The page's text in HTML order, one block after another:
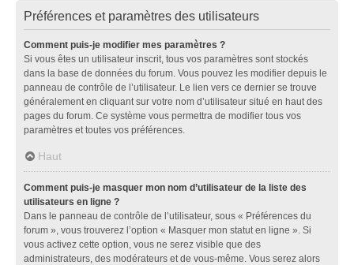
Préférences et paramètres des utilisateurs
Comment puis-je modifier mes paramètres ?
Si vous êtes un utilisateur inscrit, tous vos paramètres sont stockés
dans la base de données du forum. Vous pouvez les modifier depuis le
panneau de contrôle de l’utilisateur. Le lien vers ce dernier se trouve
généralement en cliquant sur votre nom d’utilisateur situé en haut des
pages du forum. Ce système vous permettra de modifier tous vos
paramètres et toutes vos préférences.
Haut
Comment puis-je masquer mon nom d’utilisateur de la liste des
utilisateurs en ligne ?
Dans le panneau de contrôle de l’utilisateur, sous « Préférences du
forum », vous trouverez l’option « Masquer mon statut en ligne ». Si
vous activez cette option, vous ne serez visible que des
administrateurs, des modérateurs et de vous-même. Vous serez alors